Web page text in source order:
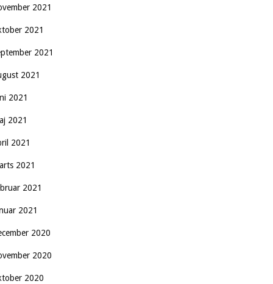
2021
2021
2021
2021
2021
2021
2021
2021
2021
2021
2020
2020
2020